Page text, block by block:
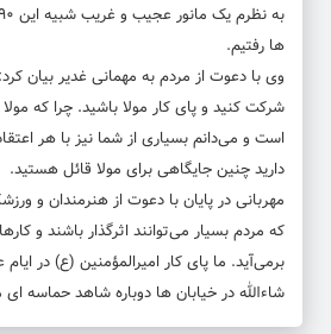
ها رفتیم.
وی با دعوت از مردم به مهمانی غدیر بیان
شرکت کنید و پای کار مولا باشید. چرا که
است و می‌دانم بسیاری از شما نیز با هر
دارید چنین جایگاهی برای مولا قائل هستید.
مهربانی در پایان با دعوت از هنرمندان و
که مردم بسیار می‌توانند اثرگذار باشند و
برمی‌آید. ما پای کار امیرالمؤمنین (ع) در
شاءالله در خیابان ها دوباره شاهد حماسه